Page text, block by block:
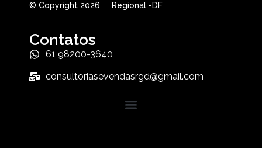
© Copyright 2026 Regional -DF
Contatos
61 98200-3640
consultoriasevendasrgd@gmail.com